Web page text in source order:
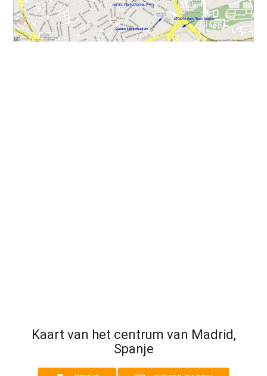
Kaart van het centrum van Madrid,
Spanje